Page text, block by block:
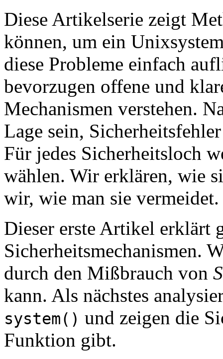
Diese Artikelserie zeigt
können, um ein
diese Probleme einfach
bevorzugen offene und
Mechanismen verstehen.
Lage sein,
Für jedes Sicherheitsloch
wählen. Wir erklären, wie
wir, wie man sie vermeidet.
Dieser erste Artikel erklärt
Sicherheitsmechanismen.
durch den Mißbrauch von
kann. Als nächstes
system() und zeigen die
Funktion gibt.